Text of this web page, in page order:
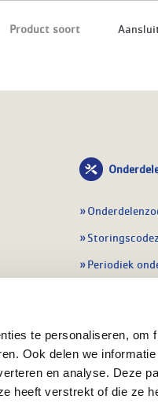
te personaliseren, om
Ook delen we
en analyse. Deze
heeft verstrekt of die ze
Product soort
Periodiek
Preventie &
Alle